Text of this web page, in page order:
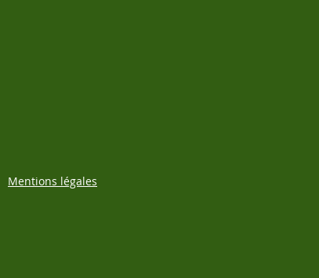
Mentions légales